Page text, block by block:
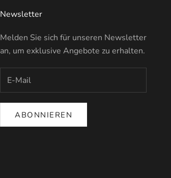
Newsletter
Melden Sie sich für unseren Newsletter
an, um exklusive Angebote zu erhalten.
ABONNIEREN